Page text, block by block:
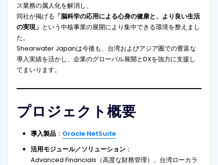
ス業務の属人化を解消し、
同社が掲げる 「脳科学の応用による心身の健康と、より良い生活
の実現」 という中核事業の展開により集中できる環境を整えまし
た。
Shearwater Japanは今後も、台湾およびアジア圏での豊富な
導入実績を活かし、企業のグローバル展開とDXを強力に支援し
てまいります。
プロジェクト概要
導入製品 ： Oracle NetSuite
活用モジュール／ソリューション ：
Advanced Financials（高度な財務管理）、台湾ローカラ